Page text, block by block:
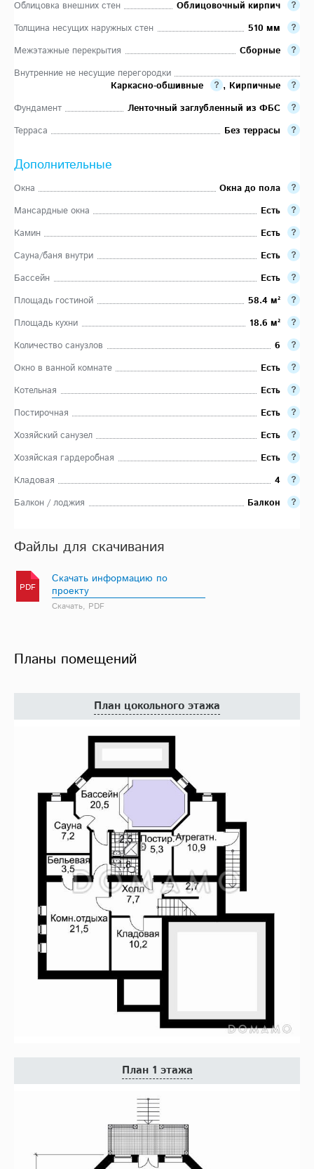
Облицовка внешних стен
Облицовочный кирпич
Толщина несущих наружных стен
510 мм
Межэтажные перекрытия
Сборные
Внутренние не несущие перегородки
Каркасно-обшивные
, Кирпичные
Фундамент
Ленточный заглубленный из ФБС
Терраса
Без террасы
Дополнительные
Окна
Окна до пола
Мансардные окна
Есть
Камин
Есть
Сауна/баня внутри
Есть
Бассейн
Есть
Площадь гостиной
58.4 м²
Площадь кухни
18.6 м²
Количество санузлов
6
Окно в ванной комнате
Есть
Котельная
Есть
Постирочная
Есть
Хозяйский санузел
Есть
Хозяйская гардеробная
Есть
Кладовая
4
Балкон / лоджия
Балкон
Файлы для скачивания
PDF
Скачать информацию по
проекту
Скачать, PDF
Планы помещений
План цокольного этажа
План 1 этажа